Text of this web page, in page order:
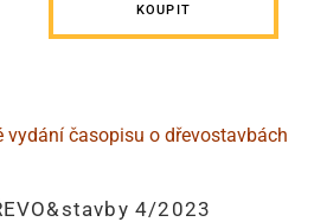
KOUPIT
4/2023